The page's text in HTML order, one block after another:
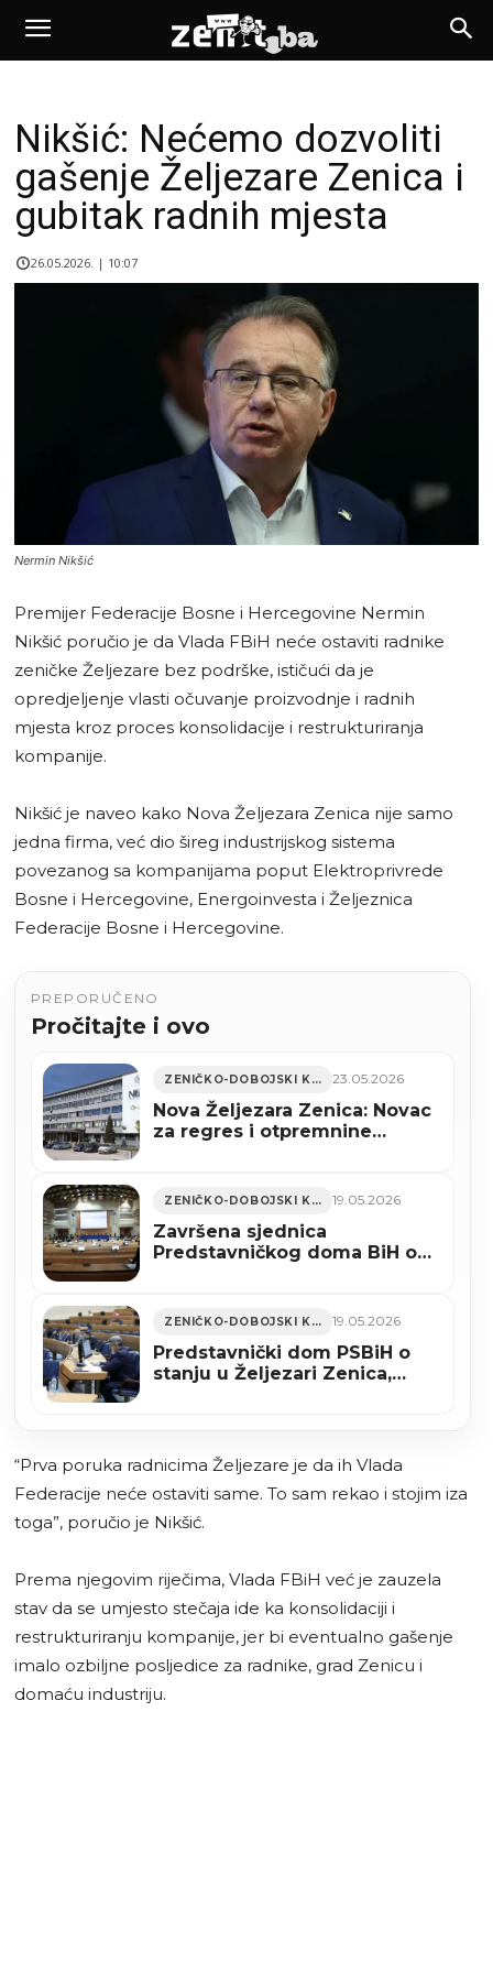
Nikšić: Nećemo dozvoliti
gašenje Željezare Zenica i
gubitak radnih mjesta
26.05.2026. | 10:07
Nermin Nikšić
Premijer Federacije Bosne i Hercegovine Nermin
Nikšić poručio je da Vlada FBiH neće ostaviti radnike
zeničke Željezare bez podrške, ističući da je
opredjeljenje vlasti očuvanje proizvodnje i radnih
mjesta kroz proces konsolidacije i restrukturiranja
kompanije.
Nikšić je naveo kako Nova Željezara Zenica nije samo
jedna firma, već dio šireg industrijskog sistema
povezanog sa kompanijama poput Elektroprivrede
Bosne i Hercegovine, Energoinvesta i Željeznica
Federacije Bosne i Hercegovine.
PREPORUČENO
Pročitajte i ovo
ZENIČKO-DOBOJSKI KANTON 23.05.2026
Nova Željezara Zenica: Novac
za regres i otpremnine
ZENIČKO-DOBOJSKI KANTON 19.05.2026
Završena sjednica
Predstavničkog doma BiH o
ZENIČKO-DOBOJSKI KANTON 19.05.2026
Predstavnički dom PSBiH o
stanju u Željezari Zenica,
“Prva poruka radnicima Željezare je da ih Vlada
Federacije neće ostaviti same. To sam rekao i stojim iza
toga”, poručio je Nikšić.
Prema njegovim riječima, Vlada FBiH već je zauzela
stav da se umjesto stečaja ide ka konsolidaciji i
restrukturiranju kompanije, jer bi eventualno gašenje
imalo ozbiljne posljedice za radnike, grad Zenicu i
domaću industriju.